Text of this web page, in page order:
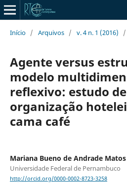
Início / Arquivos / v. 4 n. 1 (2016) /
Agente versus
modelo
reflexivo: estudo
organização
cama café
Mariana Bueno de Andrade Matos
Universidade Federal de Pernambuco
http://orcid.org/0000-0002-8723-3258